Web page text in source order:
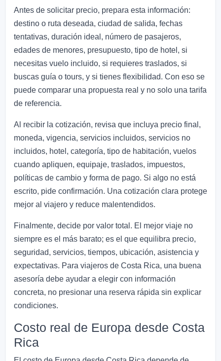
Antes de solicitar precio, prepara esta información:
destino o ruta deseada, ciudad de salida, fechas
tentativas, duración ideal, número de pasajeros,
edades de menores, presupuesto, tipo de hotel, si
necesitas vuelo incluido, si requieres traslados, si
buscas guía o tours, y si tienes flexibilidad. Con eso se
puede comparar una propuesta real y no solo una tarifa
de referencia.
Al recibir la cotización, revisa que incluya precio final,
moneda, vigencia, servicios incluidos, servicios no
incluidos, hotel, categoría, tipo de habitación, vuelos
cuando apliquen, equipaje, traslados, impuestos,
políticas de cambio y forma de pago. Si algo no está
escrito, pide confirmación. Una cotización clara protege
mejor al viajero y reduce malentendidos.
Finalmente, decide por valor total. El mejor viaje no
siempre es el más barato; es el que equilibra precio,
seguridad, servicios, tiempos, ubicación, asistencia y
expectativas. Para viajeros de Costa Rica, una buena
asesoría debe ayudar a elegir con información
concreta, no presionar una reserva rápida sin explicar
condiciones.
Costo real de Europa desde Costa
Rica